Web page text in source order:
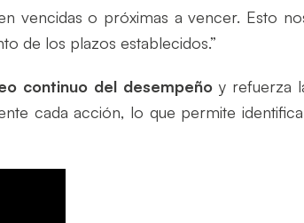
vencidas o próximas a vencer. Esto
de los plazos establecidos.”
continuo del desempeñoy refuerza
cada acción, lo que permite